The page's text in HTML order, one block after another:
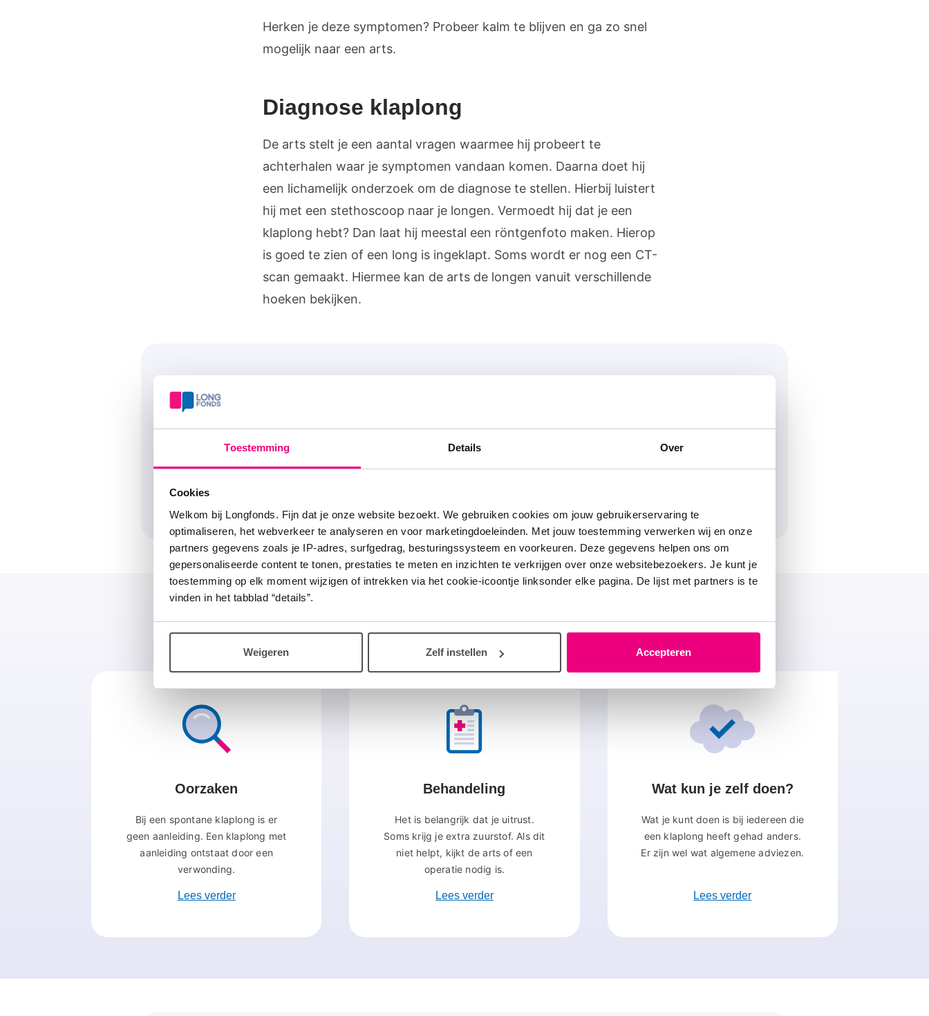
Toestemming Details Over
Cookies
Welkom bij Longfonds. Fijn dat je onze website bezoekt. We gebruiken cookies om jouw gebruikerservaring te
optimaliseren, het webverkeer te analyseren en voor marketingdoeleinden. Met jouw toestemming verwerken wij en onze
partners gegevens zoals je IP-adres, surfgedrag, besturingssysteem en voorkeuren. Deze gegevens helpen ons om
gepersonaliseerde content te tonen, prestaties te meten en inzichten te verkrijgen over onze websitebezoekers. Je kunt je
toestemming op elk moment wijzigen of intrekken via het cookie-icoontje linksonder elke pagina. De lijst met partners is te
vinden in het tabblad “details”.
Weigeren Zelf instellen Accepteren
Herken je deze symptomen? Probeer kalm te blijven en ga zo snel
mogelijk naar een arts.
Diagnose klaplong
De arts stelt je een aantal vragen waarmee hij probeert te
achterhalen waar je symptomen vandaan komen. Daarna doet hij
een lichamelijk onderzoek om de diagnose te stellen. Hierbij luistert
hij met een stethoscoop naar je longen. Vermoedt hij dat je een
klaplong hebt? Dan laat hij meestal een röntgenfoto maken. Hierop
is goed te zien of een long is ingeklapt. Soms wordt er nog een CT-
scan gemaakt. Hiermee kan de arts de longen vanuit verschillende
hoeken bekijken.
Praat mee op Longforum
Deel je ervaringen over acute longziekten.
Meer over een klaplong
Oorzaken
Bij een spontane klaplong is er
geen aanleiding. Een klaplong met
aanleiding ontstaat door een
verwonding.
Lees verder
Behandeling
Het is belangrijk dat je uitrust.
Soms krijg je extra zuurstof. Als dit
niet helpt, kijkt de arts of een
operatie nodig is.
Lees verder
Wat kun je zelf doen?
Wat je kunt doen is bij iedereen die
een klaplong heeft gehad anders.
Er zijn wel wat algemene adviezen.
Lees verder